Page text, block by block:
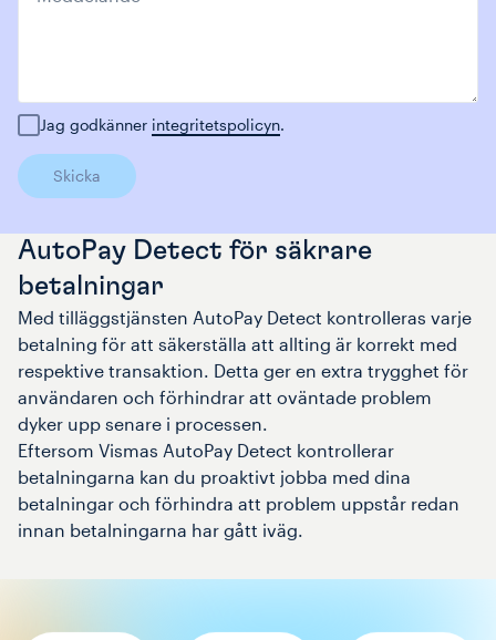
Jag godkänner integritetspolicyn.
Skicka
AutoPay Detect för säkrare
betalningar
Med tilläggstjänsten AutoPay Detect kontrolleras varje
betalning för att säkerställa att allting är korrekt med
respektive transaktion. Detta ger en extra trygghet för
användaren och förhindrar att oväntade problem
dyker upp senare i processen.
Eftersom Vismas AutoPay Detect kontrollerar
betalningarna kan du proaktivt jobba med dina
betalningar och förhindra att problem uppstår redan
innan betalningarna har gått iväg.